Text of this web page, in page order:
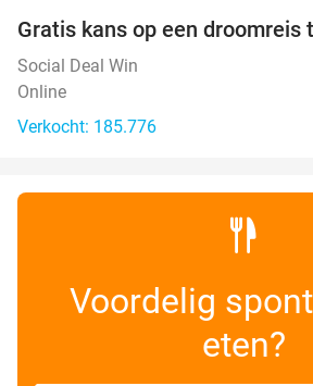
Gratis kans op een droomreis
Social Deal Win
Online
Verkocht: 185.776
Voordelig
eten?